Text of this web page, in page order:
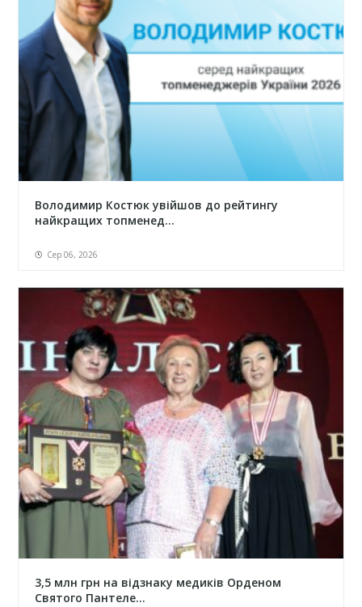
Володимир Костюк увійшов до рейтингу
найкращих топменед...
Сер 06, 2026
3,5 млн грн на відзнаку медиків Орденом
Святого Пантеле...